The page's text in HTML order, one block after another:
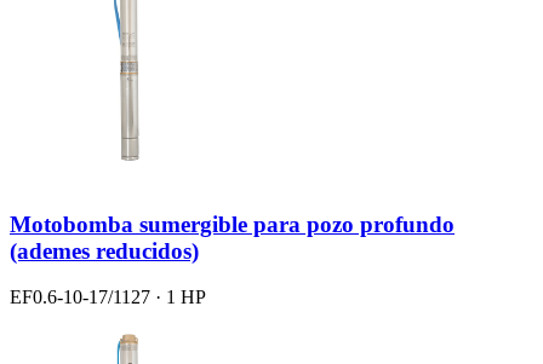
Motobomba sumergible para pozo profundo
(ademes reducidos)
EF0.6-10-17/1127 · 1 HP